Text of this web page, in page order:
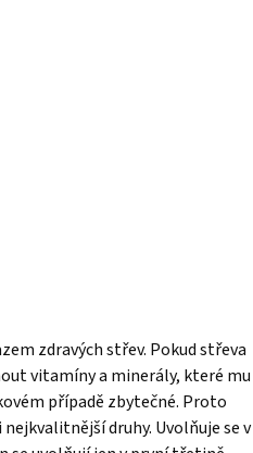
zdravých střev. Pokud střeva
vitamíny a minerály, které mu
případě zbytečné. Proto
druhy. Uvolňuje se v